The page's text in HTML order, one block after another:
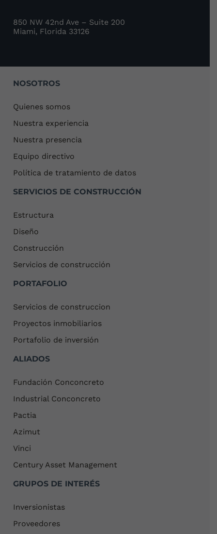
850 NW 42nd Ave – Suite 200
Miami, Florida 33126
NOSOTROS
Quienes somos
Nuestra experiencia
Nuestra presencia
Equipo directivo
Política de tratamiento de datos
SERVICIOS DE CONSTRUCCIÓN
Estructura
Diseño
Construcción
Servicios de construcción
PORTAFOLIO
Servicios de construccion
Proyectos inmobiliarios
Portafolio de inversión
ALIADOS
Fundación Conconcreto
Industrial Conconcreto
Pactia
Azimut
Vinci
Century Asset Management
GRUPOS DE INTERÉS
Inversionistas
Proveedores